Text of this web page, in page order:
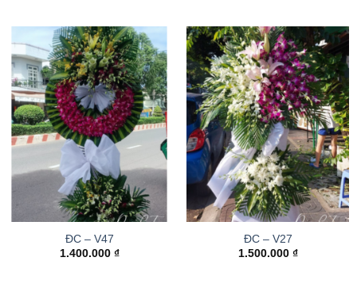
ĐC – V47
1.400.000 ₫
ĐC – V27
1.500.000 ₫